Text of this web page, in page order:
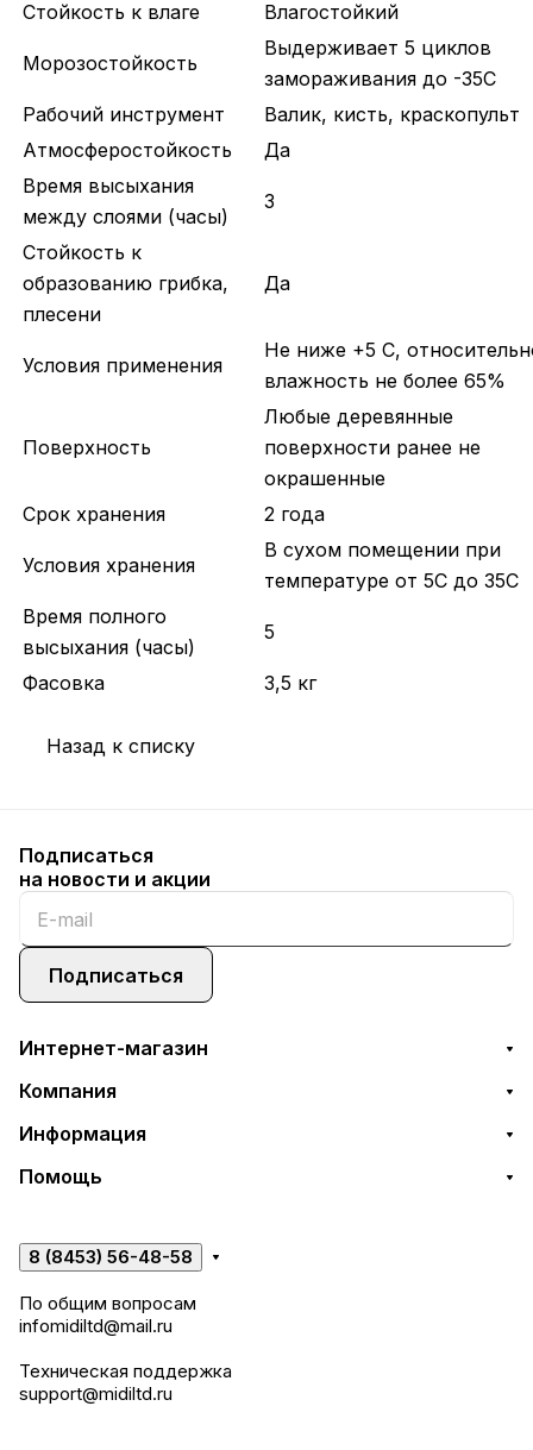
Стойкость к влаге Влагостойкий
Морозостойкость
Выдерживает 5 циклов
замораживания до -35С
Рабочий инструмент
Валик, кисть, краскопульт
Атмосферостойкость
Да
Время высыхания
между слоями (часы)
3
Стойкость к
образованию грибка,
плесени
Да
Условия применения
Не ниже +5 С,
влажность не более 65%
Поверхность
Любые деревянные
поверхности ранее не
окрашенные
Срок хранения
2 года
Условия хранения
В сухом помещении при
температуре от 5С до 35С
Время полного
высыхания (часы)
5
Фасовка 3,5 кг
Назад к списку
Подписаться
на новости и акции
Подписаться
Интернет-магазин
Компания
Информация
Помощь
8 (8453) 56-48-58
По общим вопросам
infomidiltd@mail.ru
Техническая поддержка
support@midiltd.ru